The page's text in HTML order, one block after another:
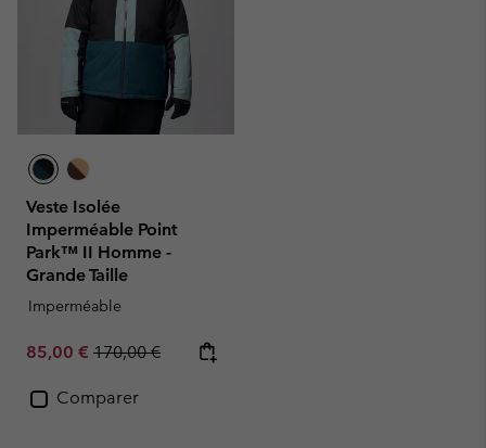
Veste Isolée
Imperméable Point
Park™ II Homme -
Grande Taille
Imperméable
Sale price:
85,00 € Regular price:
170,00 €
Comparer